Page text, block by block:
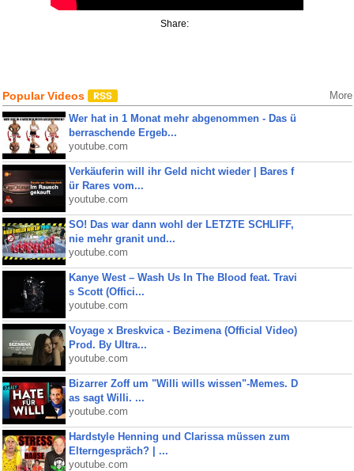
Share:
Popular Videos More
Wer hat in 1 Monat mehr abgenommen - Das ü
berraschende Ergeb...
youtube.com
Verkäuferin will ihr Geld nicht wieder | Bares f
ür Rares vom...
youtube.com
SO! Das war dann wohl der LETZTE SCHLIFF,
nie mehr granit und...
youtube.com
Kanye West – Wash Us In The Blood feat. Travi
s Scott (Offici...
youtube.com
Voyage x Breskvica - Bezimena (Official Video)
Prod. By Ultra...
youtube.com
Bizarrer Zoff um "Willi wills wissen"-Memes. D
as sagt Willi. ...
youtube.com
Hardstyle Henning und Clarissa müssen zum
Elterngespräch? | ...
youtube.com